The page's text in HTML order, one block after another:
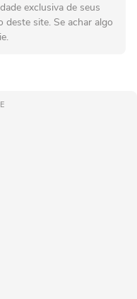
exclusiva de seus
deste site. Se achar algo